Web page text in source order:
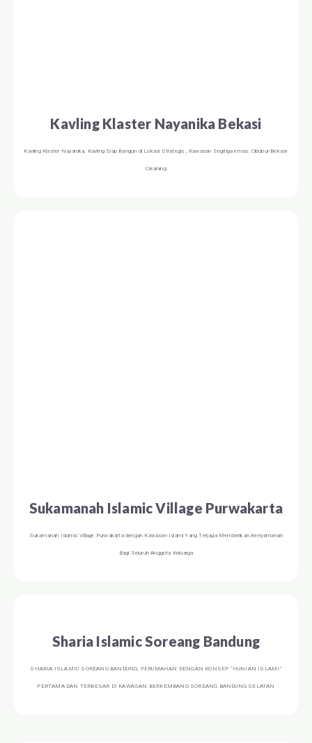
Kavling Klaster Nayanika Bekasi
Kavling Klaster Nayanika, Kavling Siap Bangun di Lokasi Strategis , Kawasan Segitiga emas: Cibubur-Bekasi-
Cikarang
Sukamanah Islamic Village Purwakarta
Sukamanah Islamic Village Purwakarta dengan Kawasan Islami Yang Terjaga Memberikan Kenyamanan
Bagi Seluruh Anggota Keluarga
Sharia Islamic Soreang Bandung
SHARIA ISLAMIC SOREANG BANDUNG, PERUMAHAN DENGAN KONSEP “HUNIAN ISLAMI”
PERTAMA DAN TERBESAR DI KAWASAN BERKEMBANG SOREANG BANDUNG SELATAN